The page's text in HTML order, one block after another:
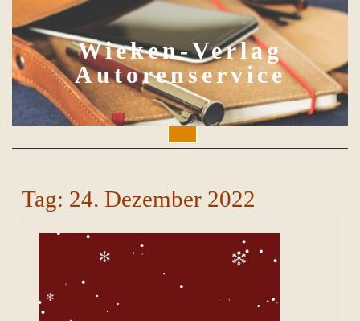
to
content
Wieken-Verlag
Autorenservice
Button
Tag: 24. Dezember 2022